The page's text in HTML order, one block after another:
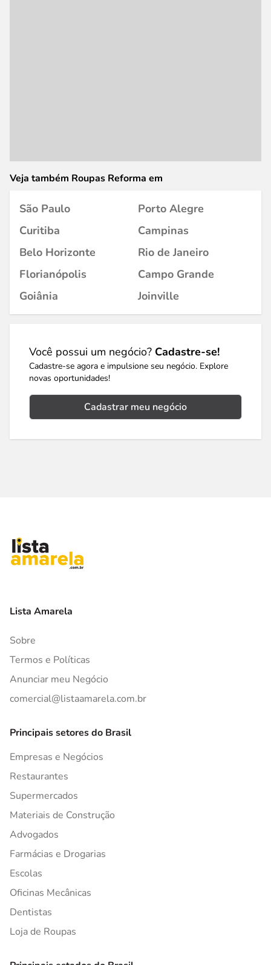
Veja também Roupas Reforma em
São Paulo
Porto Alegre
Curitiba
Campinas
Belo Horizonte
Rio de Janeiro
Florianópolis
Campo Grande
Goiânia
Joinville
Você possui um negócio? Cadastre-se!
Cadastre-se agora e impulsione seu negócio. Explore
novas oportunidades!
Cadastrar meu negócio
Lista Amarela
Sobre
Termos e Políticas
Anunciar meu Negócio
comercial@listaamarela.com.br
Principais setores do Brasil
Empresas e Negócios
Restaurantes
Supermercados
Materiais de Construção
Advogados
Farmácias e Drogarias
Escolas
Oficinas Mecânicas
Dentistas
Loja de Roupas